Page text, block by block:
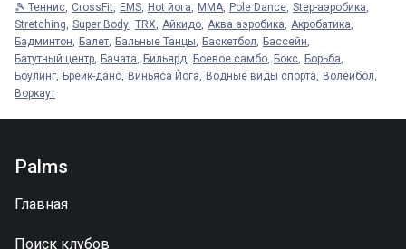
🎾 Теннис CrossFit EMS Hot йога MMA Pole Dance Step-аэробика
Stretching Super Body TRX Айкидо Аква аэробика Акробатика
Бадминтон
Балет Бальные Танцы Баскетбол
Бассейн
Батутный центр
Бачата Бильярд Боевое самбо Бокс
Борьба
Боулинг
Брейк-данс Виньяса Йога Водные виды спорта
Волейбол
Воркаут
Palms
Главная
Поиск клубов